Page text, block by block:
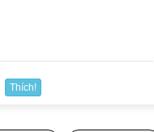
Thích!